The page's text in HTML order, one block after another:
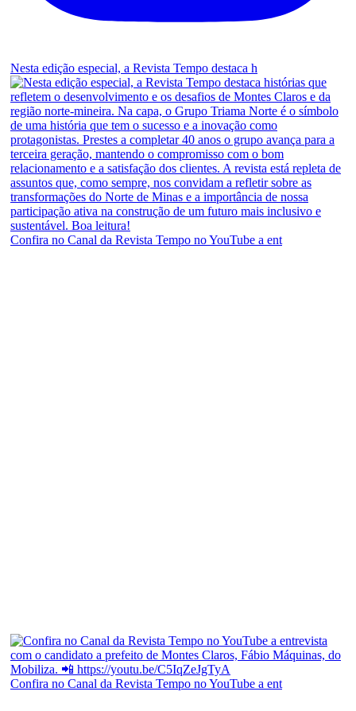
Nesta edição especial, a Revista Tempo destaca h
Confira no Canal da Revista Tempo no YouTube a ent
Confira no Canal da Revista Tempo no YouTube a ent